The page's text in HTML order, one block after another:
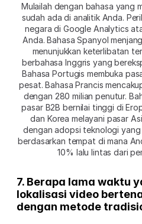
Mulailah dengan bahasa yang
sudah ada di analitik Anda.
negara di Google Analytics
Anda. Bahasa Spanyol
menunjukkan keterlibatan
berbahasa Inggris yang
Bahasa Portugis membuka
pesat. Bahasa Prancis
dengan 280 milian penutur.
pasar B2B bernilai tinggi di
dan Korea melayani pasar
dengan adopsi teknologi
berdasarkan tempat di mana
10% lalu lintas dari
7. Berapa lama waktu
lokalisasi video
dengan metode